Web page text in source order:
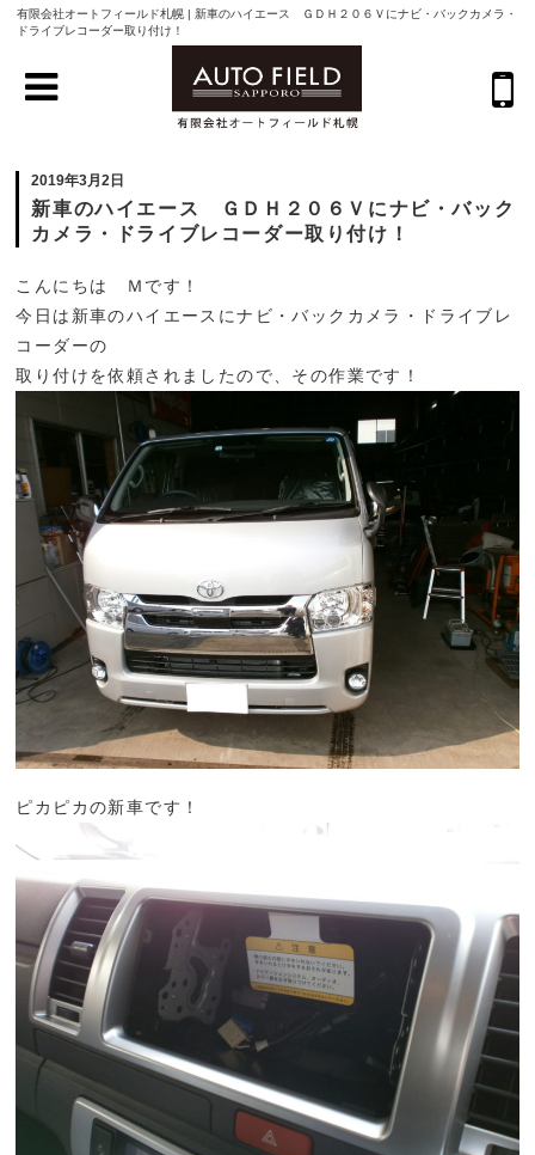
有限会社オートフィールド札幌 | 新車のハイエース ＧＤＨ２０６Ｖにナビ・バックカメラ・
ドライブレコーダー取り付け！
2019年3月2日
新車のハイエース ＧＤＨ２０６Ｖにナビ・バック
カメラ・ドライブレコーダー取り付け！
こんにちは Ｍです！
今日は新車のハイエースにナビ・バックカメラ・ドライブレ
コーダーの
取り付けを依頼されましたので、その作業です！
ピカピカの新車です！